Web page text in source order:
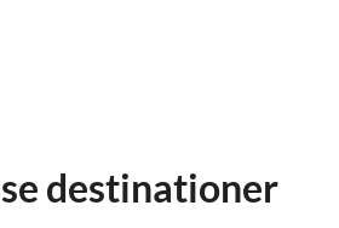
destinationer